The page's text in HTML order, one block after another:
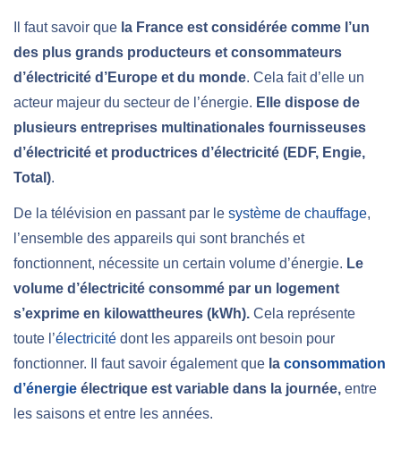
Il faut savoir que la France est considérée comme l’un
des plus grands producteurs et consommateurs
d’électricité d’Europe et du monde. Cela fait d’elle un
acteur majeur du secteur de l’énergie. Elle dispose de
plusieurs entreprises multinationales fournisseuses
d’électricité et productrices d’électricité (EDF, Engie,
Total).
De la télévision en passant par le système de chauffage,
l’ensemble des appareils qui sont branchés et
fonctionnent, nécessite un certain volume d’énergie. Le
volume d’électricité consommé par un logement
s’exprime en kilowattheures (kWh). Cela représente
toute l’électricité dont les appareils ont besoin pour
fonctionner. Il faut savoir également que la consommation
d’énergie électrique est variable dans la journée, entre
les saisons et entre les années.